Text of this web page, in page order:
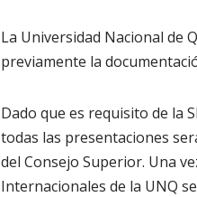
La Universidad Nacional de
previamente la
Dado que es requisito de la
todas las presentaciones
del Consejo Superior. Una
Internacionales de la UNQ